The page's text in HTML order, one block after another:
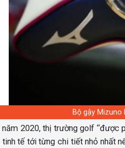
Bộ gậy
năm 2020, thị trường golf “được
tinh tế tới từng chi tiết nhỏ nhất